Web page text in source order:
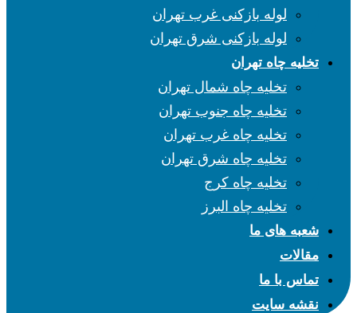
لوله بازکنی غرب تهران
لوله بازکنی شرق تهران
تخلیه چاه تهران
تخلیه چاه شمال تهران
تخلیه چاه جنوب تهران
تخلیه چاه غرب تهران
تخلیه چاه شرق تهران
تخلیه چاه کرج
تخلیه چاه البرز
شعبه های ما
مقالات
تماس با ما
نقشه سایت